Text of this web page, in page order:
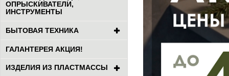
ОПРЫСКИВАТЕЛИ,
ИНСТРУМЕНТЫ
БЫТОВАЯ ТЕХНИКА
ГАЛАНТЕРЕЯ АКЦИЯ!
ИЗДЕЛИЯ ИЗ ПЛАСТМАССЫ